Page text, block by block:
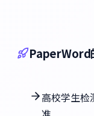
PaperWord
高校学生检